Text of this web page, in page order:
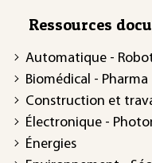
Ressources
Automatique -
Biomédical - Pharma
Construction et
Électronique -
Énergies